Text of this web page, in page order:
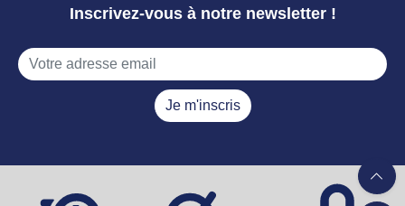
Inscrivez-vous à notre newsletter !
Je m'inscris